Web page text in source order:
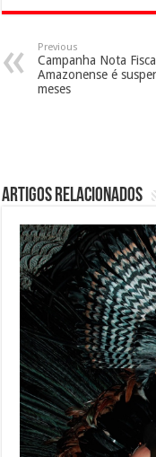
Previous
Campanha Nota Fiscal
Amazonense é
meses
Artigos Relacionados